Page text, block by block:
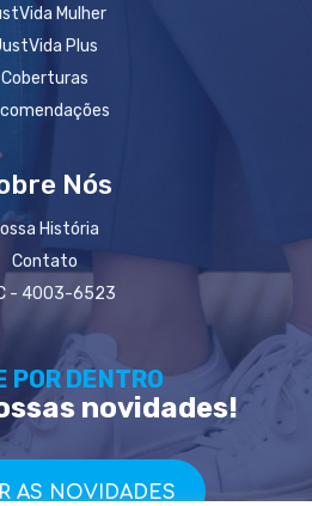
Mulher
Plus
Coberturas
Nós
História
Contato
- 4003-6523
POR DENTRO
novidades!
AS NOVIDADES